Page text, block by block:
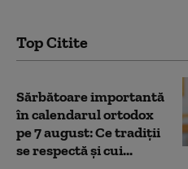
Top Citite
Sărbătoare importantă
în calendarul ortodox
pe 7 august: Ce tradiții
se respectă și cui...